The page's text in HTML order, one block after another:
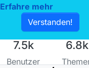
7.5k
Benutzer
6.8k
Erfahre mehr
Verstanden!